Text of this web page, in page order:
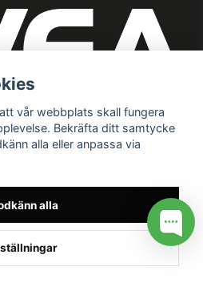
vår webbplats skall fungera
Bekräfta ditt samtycke
alla eller anpassa via
alla